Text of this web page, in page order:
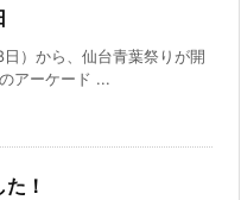
）から、仙台青葉祭りが開
アーケード ...
！